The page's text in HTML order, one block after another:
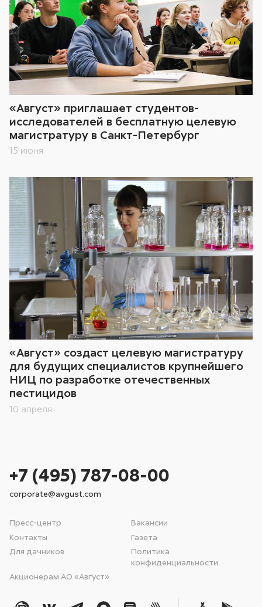
«Август» приглашает студентов-
исследователей в бесплатную целевую
магистратуру в Санкт-Петербург
15 июня
«Август» создаст целевую магистратуру
для будущих специалистов крупнейшего
НИЦ по разработке отечественных
пестицидов
10 апреля
Пресс-центр
Вакансии
Контакты
Газета
Для дачников
Политика
конфиденциальности
Акционерам АО «Август»
+7 (495) 787-08-00
corporate@avgust.com